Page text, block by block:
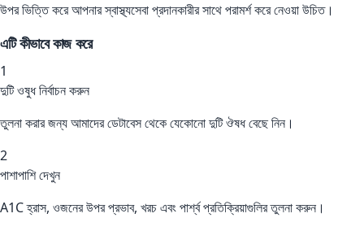
উপর ভিত্তি করে আপনার স্বাস্থ্যসেবা প্রদানকারীর সাথে পরামর্শ করে নেওয়া উচিত।
এটি কীভাবে কাজ করে
1
দুটি ওষুধ নির্বাচন করুন
তুলনা করার জন্য আমাদের ডেটাবেস থেকে যেকোনো দুটি ঔষধ বেছে নিন।
2
পাশাপাশি দেখুন
A1C হ্রাস, ওজনের উপর প্রভাব, খরচ এবং পার্শ্ব প্রতিক্রিয়াগুলির তুলনা করুন।